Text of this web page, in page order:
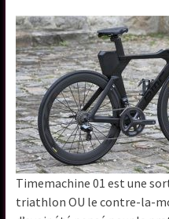
Timemachine 01 est une
triathlon OU le contre-la-